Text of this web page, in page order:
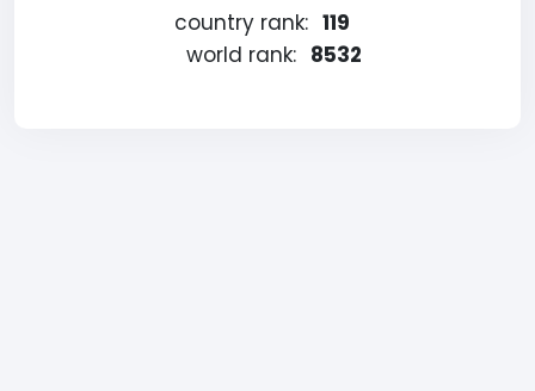
country rank: 119
world rank: 8532